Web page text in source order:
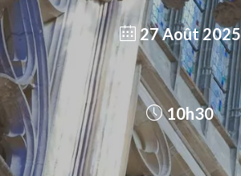
27 Août 2025
10h30